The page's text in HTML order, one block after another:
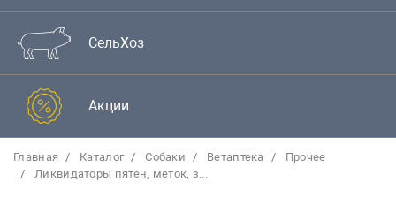
СельХоз
Акции
Главная Каталог Собаки Bетаптека
Прочее
Ликвидаторы пятен, меток, з...